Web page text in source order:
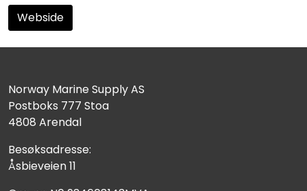
Webside
Norway Marine Supply AS
Postboks 777 Stoa
4808 Arendal
Besøksadresse:
Åsbieveien 11